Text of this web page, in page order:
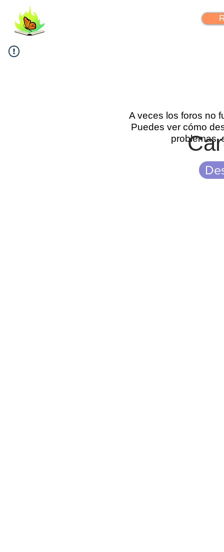
A veces los foros no
Puedes ver cómo
problemas,